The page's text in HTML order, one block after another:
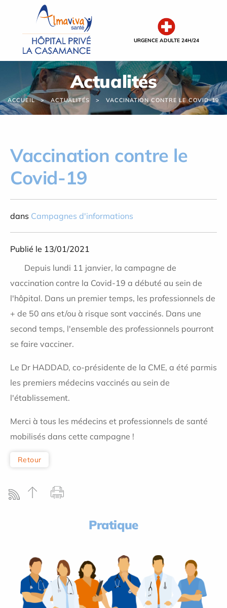
URGENCE ADULTE 24H/24
Actualités
ACCUEIL ACTUALITÉS VACCINATION CONTRE LE COVID-19
Vaccination contre le
Covid-19
dans Campagnes d'informations
Publié le 13/01/2021
Depuis lundi 11 janvier, la campagne de
vaccination contre la Covid-19 a débuté au sein de
l'hôpital. Dans un premier temps, les professionnels de
+ de 50 ans et/ou à risque sont vaccinés. Dans une
second temps, l'ensemble des professionnels pourront
se faire vacciner.
Le Dr HADDAD, co-présidente de la CME, a été parmis
les premiers médecins vaccinés au sein de
l'établissement.
Merci à tous les médecins et professionnels de santé
mobilisés dans cette campagne !
Retour
Pratique
Panneau de gestion des cookies